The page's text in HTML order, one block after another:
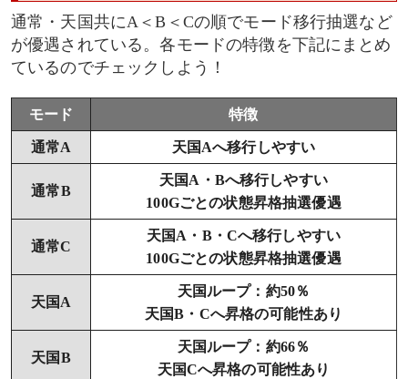
通常・天国共にA＜B＜Cの順でモード移行抽選など
が優遇されている。各モードの特徴を下記にまとめ
ているのでチェックしよう！
モード 特徴
通常A 天国Aへ移行しやすい
通常B
天国A・Bへ移行しやすい
100Gごとの状態昇格抽選優遇
通常C
天国A・B・Cへ移行しやすい
100Gごとの状態昇格抽選優遇
天国A
天国ループ：約50％
天国B・Cへ昇格の可能性あり
天国B
天国ループ：約66％
天国Cへ昇格の可能性あり